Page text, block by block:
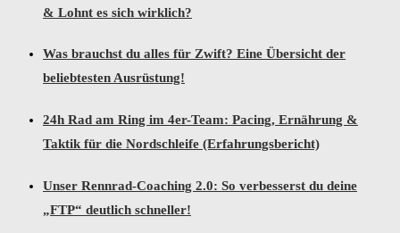
& Lohnt es sich wirklich?
Was brauchst du alles für Zwift? Eine Übersicht der
beliebtesten Ausrüstung!
24h Rad am Ring im 4er-Team: Pacing, Ernährung &
Taktik für die Nordschleife (Erfahrungsbericht)
Unser Rennrad-Coaching 2.0: So verbesserst du deine
„FTP“ deutlich schneller!